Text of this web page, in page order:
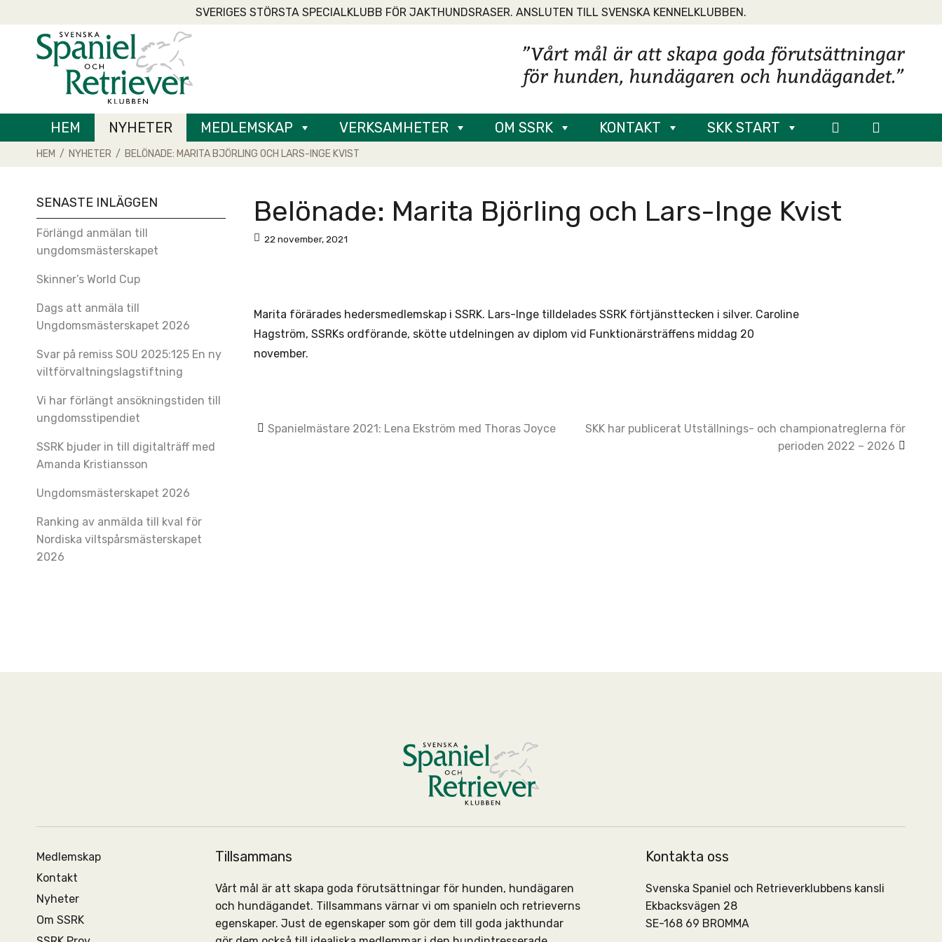
to
content
SVERIGES STÖRSTA SPECIALKLUBB FÖR JAKTHUNDSRASER. ANSLUTEN TILL SVENSKA KENNELKLUBBEN.
Home
HEM NYHETER MEDLEMSKAP VERKSAMHETER OM SSRK KONTAKT SKK START
HEM / NYHETER / BELÖNADE: MARITA BJÖRLING OCH LARS-INGE KVIST
Belönade: Marita Björling och Lars-Inge Kvist
22 november, 2021
Marita förärades hedersmedlemskap i SSRK. Lars-Inge tilldelades SSRK förtjänsttecken i silver. Caroline
Hagström, SSRKs ordförande, skötte utdelningen av diplom vid Funktionärsträffens middag 20
november.
Post
Spanielmästare 2021: Lena Ekström med Thoras Joyce
SKK har publicerat Utställnings- och championatreglerna för
perioden 2022 – 2026
SENASTE INLÄGGEN
Förlängd anmälan till
ungdomsmästerskapet
Skinner’s World Cup
Dags att anmäla till
Ungdomsmästerskapet 2026
Svar på remiss SOU 2025:125 En ny
viltförvaltningslagstiftning
Vi har förlängt ansökningstiden till
ungdomsstipendiet
SSRK bjuder in till digitalträff med
Amanda Kristiansson
Ungdomsmästerskapet 2026
Ranking av anmälda till kval för
Nordiska viltspårsmästerskapet
2026
Medlemskap
Kontakt
Nyheter
Om SSRK
Tillsammans
Vårt mål är att skapa goda förutsättningar för hunden, hundägaren
och hundägandet. Tillsammans värnar vi om spanieln och retrieverns
egenskaper. Just de egenskaper som gör dem till goda jakthundar
Kontakta oss
Svenska Spaniel och Retrieverklubbens kansli
Ekbacksvägen 28
SE-168 69 BROMMA